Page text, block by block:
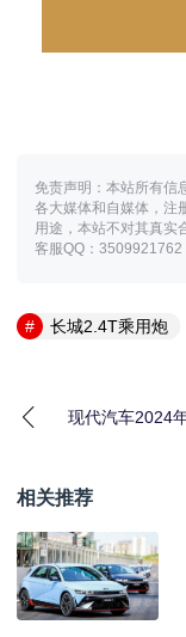
免责声明：本站所有信
各大媒体和自媒体，注
用途，本站不对其真实
客服QQ：3509921762
长城2.4T乘用炮
现代汽车2024
相关推荐